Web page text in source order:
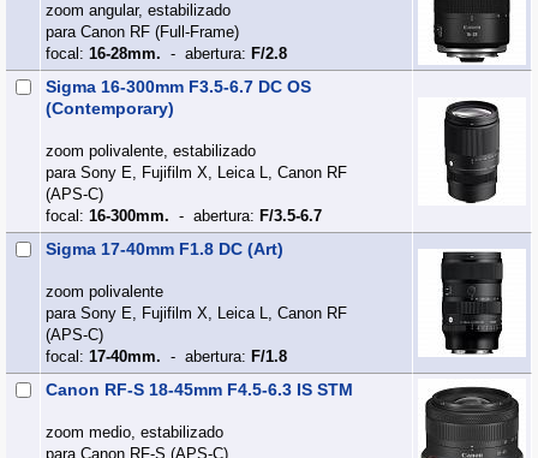
zoom angular, estabilizado
para Canon RF (Full‑Frame)
focal: 16-28mm. - abertura: F/2.8
Sigma 16-300mm F3.5-6.7 DC OS
(Contemporary)
zoom polivalente, estabilizado
para Sony E, Fujifilm X, Leica L, Canon RF
(APS‑C)
focal: 16-300mm. - abertura: F/3.5-6.7
Sigma 17-40mm F1.8 DC (Art)
zoom polivalente
para Sony E, Fujifilm X, Leica L, Canon RF
(APS‑C)
focal: 17-40mm. - abertura: F/1.8
Canon RF-S 18-45mm F4.5-6.3 IS STM
zoom medio, estabilizado
para Canon RF-S (APS‑C)